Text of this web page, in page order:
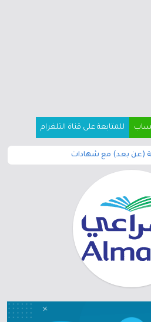
للمتابعة على قناة التلغرام
(عن بعد) مع شهادات